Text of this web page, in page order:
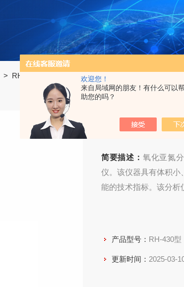
欢迎您！
来自局域网的朋友！有什么可以
助您的吗？
> RH-430型氧化亚氮分析仪
氧化亚氮分
简要描述： 氧化亚氮
仪。该仪器具有体积小
能的技术指标。该分析
产品型号： RH-430型
更新时间： 2025-03-